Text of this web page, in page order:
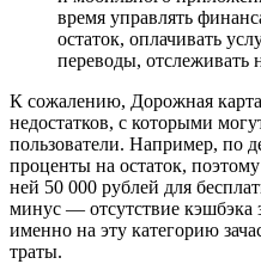
время управлять
остаток, оплачивать
переводы, отслеживать
К сожалению, Дорожная
недостатков, с которыми
пользователи. Например, по
проценты на остаток,
ней 50 000 рублей для
минус — отсутствие кэшбэка
именно на эту категорию
траты.